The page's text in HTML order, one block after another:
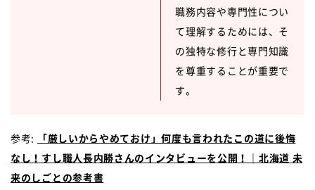
職務内容や専門性につい
て理解するためには、そ
の独特な修行と専門知識
を尊重することが重要で
す。
参考:
「厳しいからやめておけ」何度も言われたこの道に後悔
なし！すし職人長内勝さんのインタビューを公開！｜北海道 未
来のしごとの参考書